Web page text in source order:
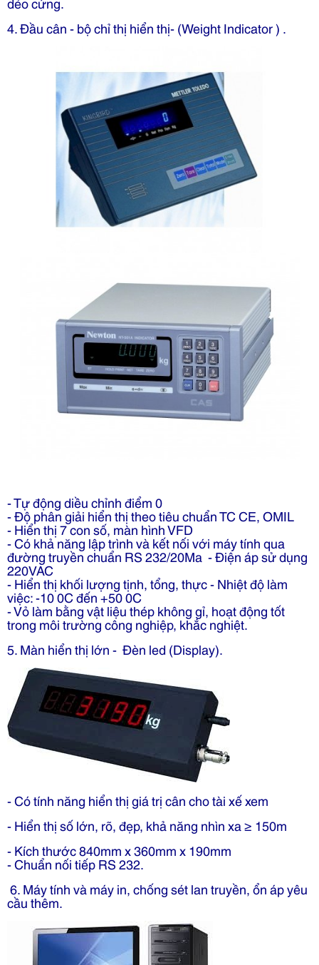
4. Đầu cân - bộ chỉ thị hiển thị- (Weight Indicator ) .
- Tự động diều chỉnh điểm 0
- Độ phân giải hiển thị theo tiêu chuẩn TC CE, OMIL
- Hiển thị 7 con số, màn hình VFD
- Có khả năng lập trình và kết nối với máy tính qua
đường truyền chuẩn RS 232/20Ma - Điện áp sử dụng
220VAC
- Hiển thị khối lượng tịnh, tổng, thực - Nhiệt độ làm
việc: -10 0C đến +50 0C
- Vỏ làm bằng vật liệu thép không gỉ, hoạt động tốt
trong môi trường công nghiệp, khắc nghiệt.
5. Màn hiển thị lớn - Đèn led (Display).
- Có tính năng hiển thị giá trị cân cho tài xế xem
- Hiển thị số lớn, rõ, đẹp, khả năng nhìn xa ≥ 150m
- Kích thước 840mm x 360mm x 190mm
- Chuẩn nối tiếp RS 232.
6. Máy tính và máy in, chống sét lan truyền, ổn áp yêu
cầu thêm.